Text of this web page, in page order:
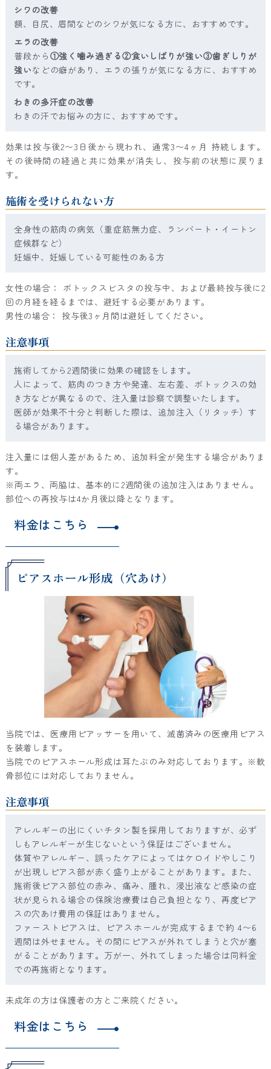
シワの改善
額、目尻、眉間などのシワが気になる方に、おすすめです。
エラの改善
普段から ①強く噛み過ぎる②食いしばりが強い③歯ぎしりが
強いなどの癖があり、エラの張りが気になる方に、おすすめ
です。
わきの多汗症の改善
わきの汗でお悩みの方に、おすすめです。
効果は投与後2〜3日後から現われ、通常3〜4ヶ月 持続します。
その後時間の経過と共に効果が消失し、投与前の状態に戻りま
す。
施術を受けられない方
全身性の筋肉の病気（重症筋無力症、ランバート・イートン
症候群など）
妊娠中、妊娠している可能性のある方
女性の場合： ボトックスビスタの投与中、および最終投与後に2
回の月経を経るまでは、避妊する必要があります。
男性の場合： 投与後3ヶ月間は避妊してください。
注意事項
施術してから2週間後に効果の確認をします。
人によって、筋肉のつき方や発達、左右差、ボトックスの効
き方などが異なるので、注入量は診察で調整いたします。
医師が効果不十分と判断した際は、追加注入（リタッチ）す
る場合があります。
注入量には個人差があるため、追加料金が発生する場合がありま
す。
※両エラ、両脇は、基本的に2週間後の追加注入はありません。
部位への再投与は4か月後以降となります。
料金はこちら
ピアスホール形成（穴あけ）
当院では、医療用ピアッサーを用いて、滅菌済みの医療用ピアス
を装着します。
当院でのピアスホール形成は耳たぶのみ対応しております。※軟
骨部位には対応しておりません。
注意事項
アレルギーの出にくいチタン製を採用しておりますが、必ず
しもアレルギーが生じないという保証はございません。
体質やアレルギー、誤ったケアによってはケロイドやしこり
が出現しピアス部が赤く盛り上がることがあります。また、
施術後ピアス部位の赤み、痛み、腫れ、浸出液など感染の症
状が見られる場合の保険治療費は自己負担となり、再度ピア
スの穴あけ費用の保証はありません。
ファーストピアスは、ピアスホールが完成するまで約 4〜6
週間は外せません。その間にピアスが外れてしまうと穴が塞
がることがあります。万が一、外れてしまった場合は同料金
での再施術となります。
未成年の方は保護者の方とご来院ください。
料金はこちら